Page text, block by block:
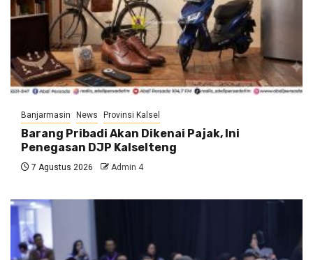
Banjarmasin News Provinsi Kalsel
Barang Pribadi Akan Dikenai Pajak, Ini
Penegasan DJP Kalselteng
7 Agustus 2026 Admin 4